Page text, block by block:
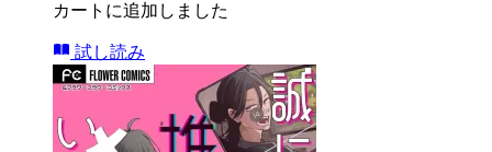
カートに追加しました
試し読み